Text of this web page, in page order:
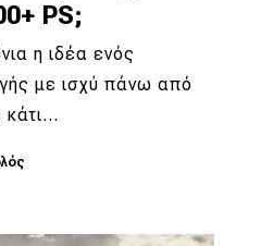
PS;
η ιδέα ενός
με ισχύ πάνω από
κάτι…